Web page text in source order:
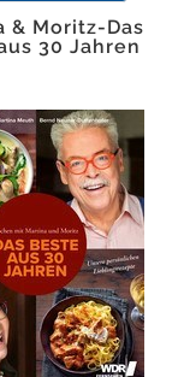
& Moritz-Das
30 Jahren